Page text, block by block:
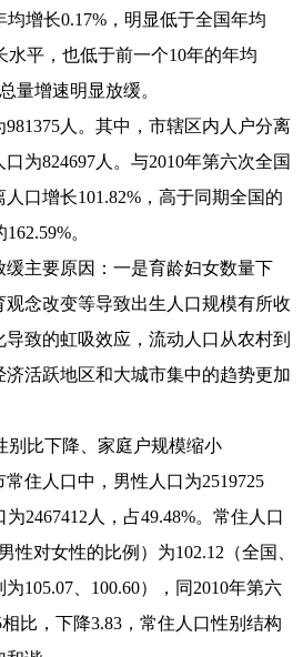
均增长0.17%，明显低于全国年均
水平，也低于前一个10年的年均
量增速明显放缓。
人。其中，市辖区内人户分离
为824697人。与2010年第六次全国
口增长101.82%，高于同期全国的
。
缓主要原因：一是育龄妇女数量下
观念改变等导致出生人口规模有所收
致的虹吸效应，流动人口从农村到
活跃地区和大城市集中的趋势更加
别比下降、家庭户规模缩小
住人口中，男性人口为2519725
2467412人，占49.48%。常住人口
性对女性的比例）为102.12（全国、
105.07、100.60），同2010年第六
比，下降3.83，常住人口性别结构